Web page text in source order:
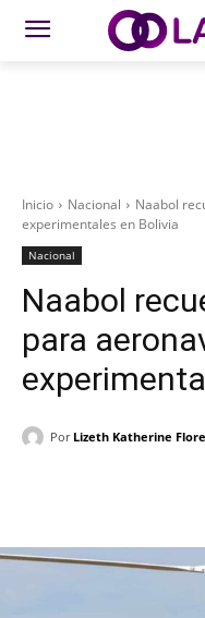
Inicio Nacional
Naabol
experimentales en Bolivia
Nacional
Naabol
para
Por Lizeth Katherine